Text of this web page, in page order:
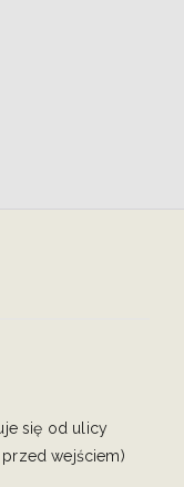
się od ulicy
przed wejściem)